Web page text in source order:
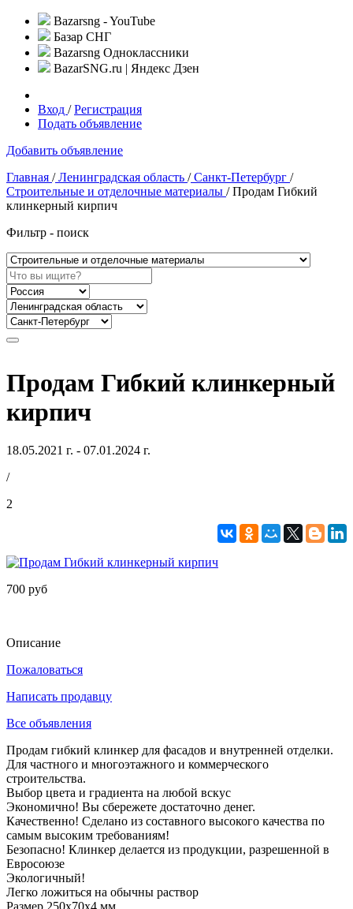
Bazarsng - YouTube
Базар СНГ
Bazarsng Одноклассники
BazarSNG.ru | Яндекс Дзен
Вход /Регистрация
Подать объявление
Добавить объявление
Главная /Ленинградская область /Санкт-Петербург /
Строительные и отделочные материалы / Продам Гибкий
клинкерный кирпич
Фильтр - поиск
Продам Гибкий клинкерный
кирпич
18.05.2021 г. - 07.01.2024 г.
/
2
700 руб
Описание
Пожаловаться
Написать продавцу
Все объявления
Продам гибкий клинкер для фасадов и внутренней отделки.
Для частного и многоэтажного и коммерческого
строительства.
Выбор цвета и градиента на любой вскус
Экономично! Вы сбережете достаточно денег.
Качественно! Сделано из составного высокого качества по
самым высоким требованиям!
Безопасно! Клинкер делается из продукции, разрешенной в
Евросоюзе
Экологичный!
Легко ложиться на обычны раствор